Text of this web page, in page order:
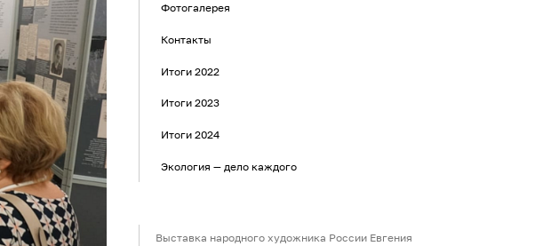
Фотогалерея
Контакты
Итоги 2022
Итоги 2023
Итоги 2024
Экология — дело каждого
Выставка народного художника России Евгения